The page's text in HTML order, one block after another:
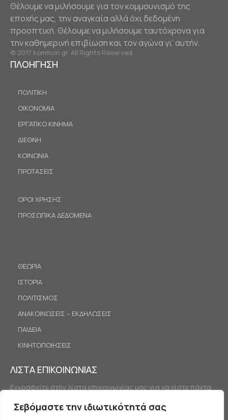
Σεβόμαστε την ιδιωτικότητά σας
Θέλουμε να μιλήσουμε για τον κομμουνισμό της
εποχής μας, την αναγκαία αλλά όχι δεδομένη
προοπτική. Θέλουμε να μιλήσουμε ταυτόχρονα για
την καθημερινή επιβίωση και τον αγώνα γι’ αυτήν.
© 2017 kommon.gr. All Rights Reserved.
ΠΛΟΗΓΗΣΗ
ΠΟΛΙΤΙΚΗ
ΟΙΚΟΝΟΜΙΑ
ΕΡΓΑΤΙΚΟ ΚΙΝΗΜΑ
ΔΙΕΘΝΗ
ΚΟΙΝΩΝΙΑ
ΠΡΟΤΑΣΕΙΣ
ΟΡΟΙ ΧΡΗΣΗΣ
ΠΡΟΣΩΠΙΚΑ ΔΕΔΟΜΕΝΑ
ΘΕΩΡΙΑ
ΙΣΤΟΡΙΑ
ΠΟΛΙΤΙΣΜΟΣ
ΑΝΑΚΟΙΝΩΣΕΙΣ – ΕΚΔΗΛΩΣΕΙΣ
ΠΑΙΔΕΙΑ
ΚΙΝΗΤΟΠΟΙΗΣΕΙΣ
ΛΙΣΤΑ ΕΠΙΚΟΙΝΩΝΙΑΣ
Εγγραφείτε στην λίστα επικοινωνίας μας για να είστε πάντα